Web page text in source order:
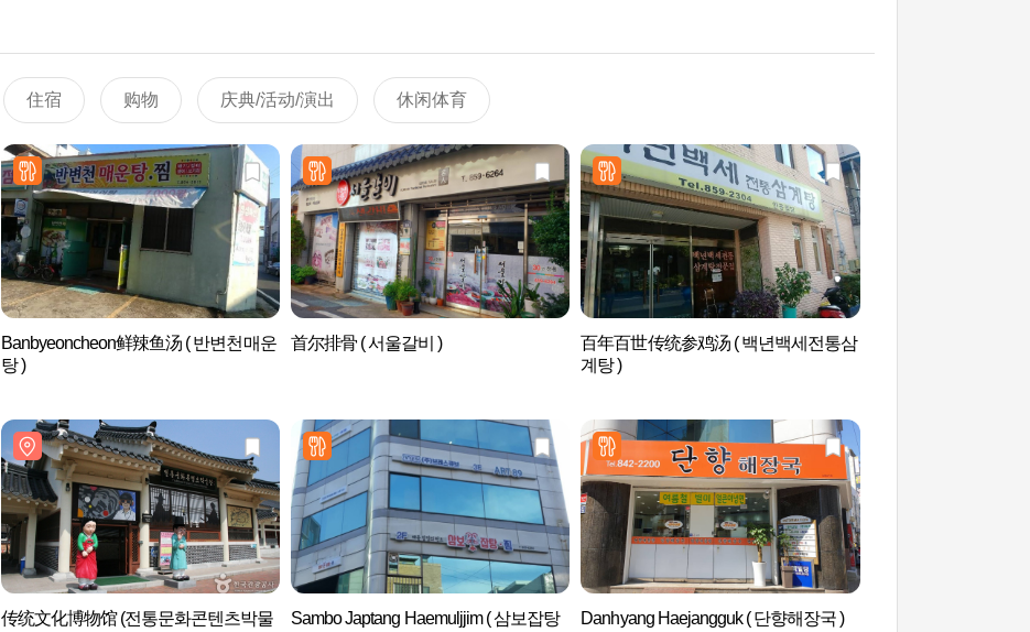
住宿 购物 庆典/活动/演出 休闲体育
Banbyeoncheon鲜辣鱼汤 ( 반변천매운
탕 )
首尔排骨 ( 서울갈비 )
百年百世传统参鸡汤 ( 백년백세전통삼
계탕 )
传统文化博物馆 (전통문화콘텐츠박물
Sambo Japtang Haemuljjim ( 삼보잡탕
Danhyang Haejangguk ( 단향해장국 )